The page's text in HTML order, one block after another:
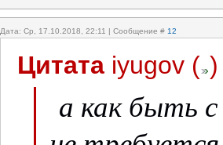
Дата: Ср, 17.10.2018, 22:11 | Сообщение # 12
Цитата iyugov ( )
а как быть